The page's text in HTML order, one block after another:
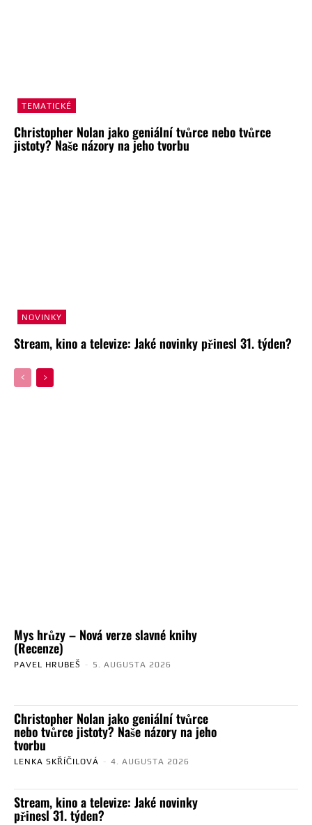
TEMATICKÉ
Christopher Nolan jako geniální tvůrce nebo tvůrce
jistoty? Naše názory na jeho tvorbu
NOVINKY
Stream, kino a televize: Jaké novinky přinesl 31. týden?
Mys hrůzy – Nová verze slavné knihy
(Recenze)
PAVEL HRUBEŠ - 5. AUGUSTA 2026
Christopher Nolan jako geniální tvůrce
nebo tvůrce jistoty? Naše názory na jeho
tvorbu
LENKA SKŘÍČILOVÁ - 4. AUGUSTA 2026
Stream, kino a televize: Jaké novinky
přinesl 31. týden?